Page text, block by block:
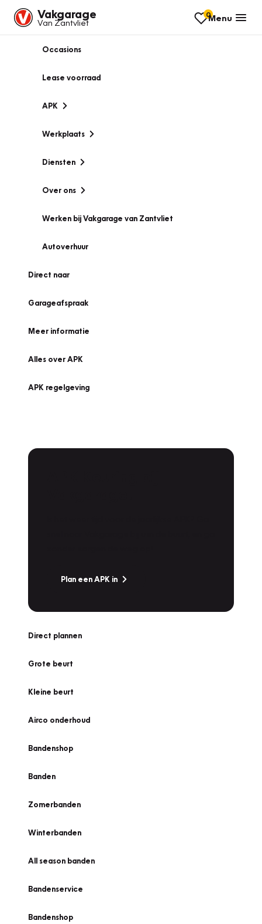
Vakgarage
Van Zantvliet
0Menu
Occasions
Lease voorraad
APK
Werkplaats
Diensten
Over ons
Werken bij Vakgarage van Zantvliet
Autoverhuur
Direct naar
Garageafspraak
Meer informatie
Alles over APK
APK regelgeving
Plan een APK in
Direct plannen
Grote beurt
Kleine beurt
Airco onderhoud
Bandenshop
Banden
Zomerbanden
Winterbanden
All season banden
Bandenservice
Bandenshop